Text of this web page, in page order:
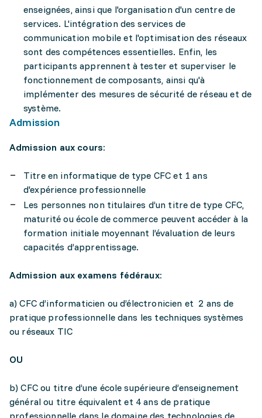
enseignées, ainsi que l'organisation d'un centre de
services. L'intégration des services de
communication mobile et l'optimisation des réseaux
sont des compétences essentielles. Enfin, les
participants apprennent à tester et superviser le
fonctionnement de composants, ainsi qu'à
implémenter des mesures de sécurité de réseau et de
système.
Admission
Admission aux cours:
Titre en informatique de type CFC et 1 ans
d'expérience professionnelle
Les personnes non titulaires d’un titre de type CFC,
maturité ou école de commerce peuvent accéder à la
formation initiale moyennant l’évaluation de leurs
capacités d’apprentissage.
Admission aux examens fédéraux:
a) CFC d’informaticien ou d’électronicien et 2 ans de
pratique professionnelle dans les techniques systèmes
ou réseaux TIC
OU
b) CFC ou titre d’une école supérieure d’enseignement
général ou titre équivalent et 4 ans de pratique
professionnelle dans le domaine des technologies de